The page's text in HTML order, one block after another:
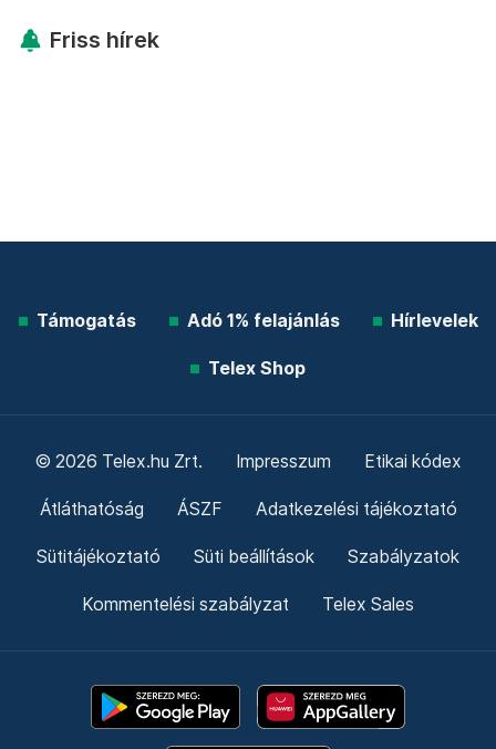
Friss hírek
Támogatás Adó 1% felajánlás Hírlevelek
Telex Shop
© 2026 Telex.hu Zrt. Impresszum Etikai kódex
Átláthatóság ÁSZF Adatkezelési tájékoztató
Sütitájékoztató Süti beállítások Szabályzatok
Kommentelési szabályzat Telex Sales